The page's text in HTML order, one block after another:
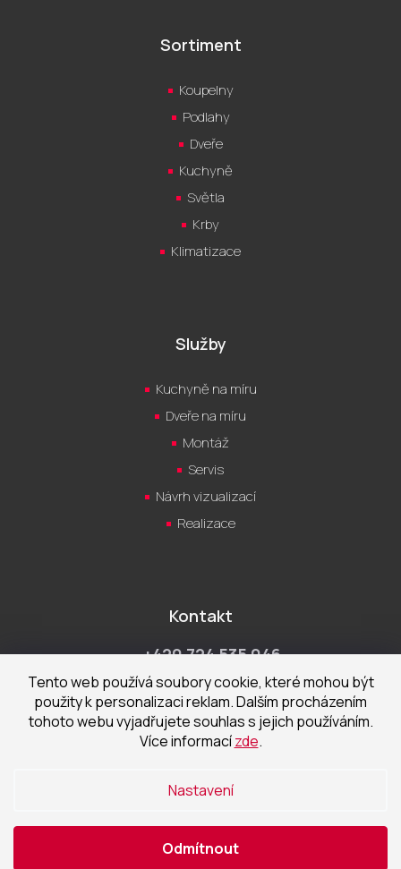
Tento web používá soubory cookie, které mohou být
použity k personalizaci reklam. Dalším procházením
tohoto webu vyjadřujete souhlas s jejich používáním.
Více informacízde.
Nastavení
Odmítnout
Sortiment
Koupelny
Podlahy
Dveře
Kuchyně
Světla
Krby
Klimatizace
Služby
Kuchyně na míru
Dveře na míru
Montáž
Servis
Návrh vizualizací
Realizace
Kontakt
+420 724 535 046
Po-Pá 9:00 - 18:00 hod
obchod@cecetka.cz
370 01 České Budějovice